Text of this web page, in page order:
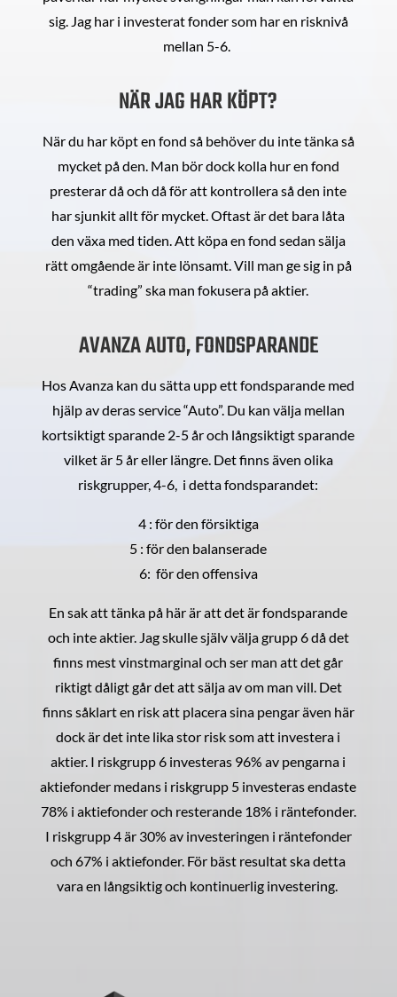
sig. Jag har i investerat fonder som har en risknivå
mellan 5-6.
NÄR JAG HAR KÖPT?
När du har köpt en fond så behöver du inte tänka så
mycket på den. Man bör dock kolla hur en fond
presterar då och då för att kontrollera så den inte
har sjunkit allt för mycket. Oftast är det bara låta
den växa med tiden. Att köpa en fond sedan sälja
rätt omgående är inte lönsamt. Vill man ge sig in på
“trading” ska man fokusera på aktier.
AVANZA AUTO, FONDSPARANDE
Hos Avanza kan du sätta upp ett fondsparande med
hjälp av deras service “Auto”. Du kan välja mellan
kortsiktigt sparande 2-5 år och långsiktigt sparande
vilket är 5 år eller längre. Det finns även olika
riskgrupper, 4-6, i detta fondsparandet:
4 : för den försiktiga
5 : för den balanserade
6: för den offensiva
En sak att tänka på här är att det är fondsparande
och inte aktier. Jag skulle själv välja grupp 6 då det
finns mest vinstmarginal och ser man att det går
riktigt dåligt går det att sälja av om man vill. Det
finns såklart en risk att placera sina pengar även här
dock är det inte lika stor risk som att investera i
aktier. I riskgrupp 6 investeras 96% av pengarna i
aktiefonder medans i riskgrupp 5 investeras endaste
78% i aktiefonder och resterande 18% i räntefonder.
I riskgrupp 4 är 30% av investeringen i räntefonder
och 67% i aktiefonder. För bäst resultat ska detta
vara en långsiktig och kontinuerlig investering.